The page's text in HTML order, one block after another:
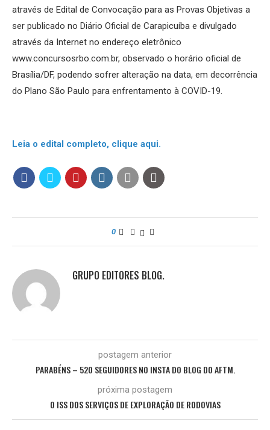
através de Edital de Convocação para as Provas Objetivas a
ser publicado no Diário Oficial de Carapicuíba e divulgado
através da Internet no endereço eletrônico
www.concursosrbo.com.br, observado o horário oficial de
Brasília/DF, podendo sofrer alteração na data, em decorrência
do Plano São Paulo para enfrentamento à COVID-19.
Leia o edital completo, clique aqui.
0
GRUPO EDITORES BLOG.
postagem anterior
PARABÉNS – 520 SEGUIDORES NO INSTA DO BLOG DO AFTM.
próxima postagem
O ISS DOS SERVIÇOS DE EXPLORAÇÃO DE RODOVIAS